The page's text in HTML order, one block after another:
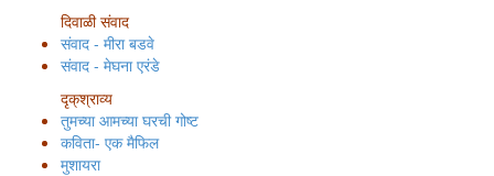
दिवाळी संवाद
संवाद - मीरा बडवे
संवाद - मेघना एरंडे
दृक्‌श्राव्य
तुमच्या आमच्या घरची गोष्ट
कविता- एक मैफिल
मुशायरा